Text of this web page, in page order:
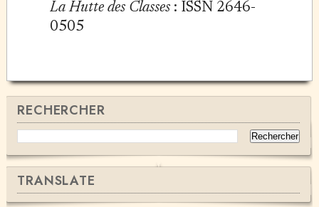
La Hutte des Classes: ISSN 2646-
0505
RECHERCHER
TRANSLATE